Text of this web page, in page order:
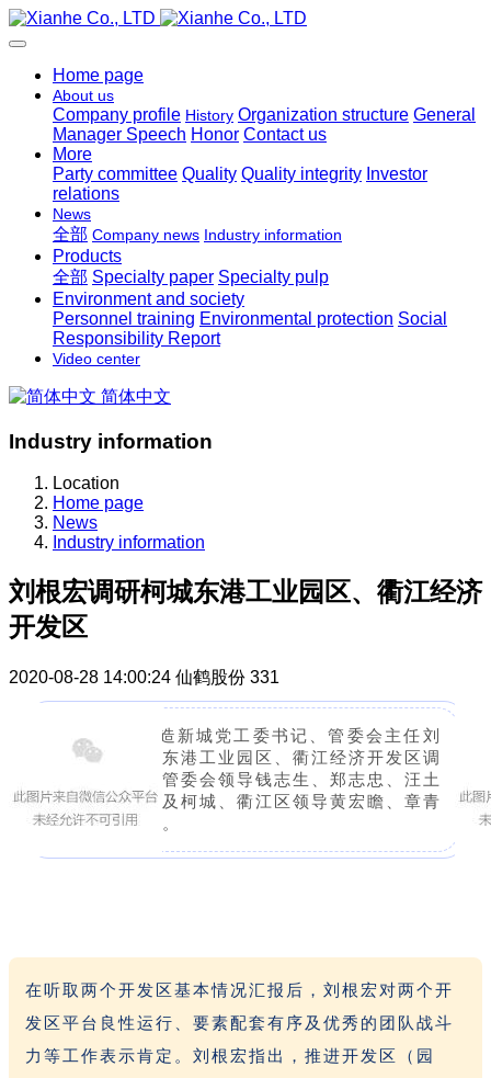
Home page
About us
Company profile History Organization structure General
Manager Speech Honor Contact us
More
Party committee Quality Quality integrity Investor
relations
News
全部 Company news Industry information
Products
全部 Specialty paper Specialty pulp
Environment and society
Personnel training Environmental protection Social
Responsibility Report
Video center
简体中文
Industry information
Location
Home page
News
Industry information
刘根宏调研柯城东港工业园区、衢江经济
开发区
2020-08-28 14:00:24 仙鹤股份 331
8月25日，智造新城党工委书记、管委会主任刘
根宏前往柯城东港工业园区、衢江经济开发区调
研园区发展。管委会领导钱志生、郑志忠、汪土
祥、郑银华，及柯城、衢江区领导黄宏瞻、章青
华等分别参加。
在听取两个开发区基本情况汇报后，刘根宏对两个开
发区平台良性运行、要素配套有序及优秀的团队战斗
力等工作表示肯定。刘根宏指出，推进开发区（园